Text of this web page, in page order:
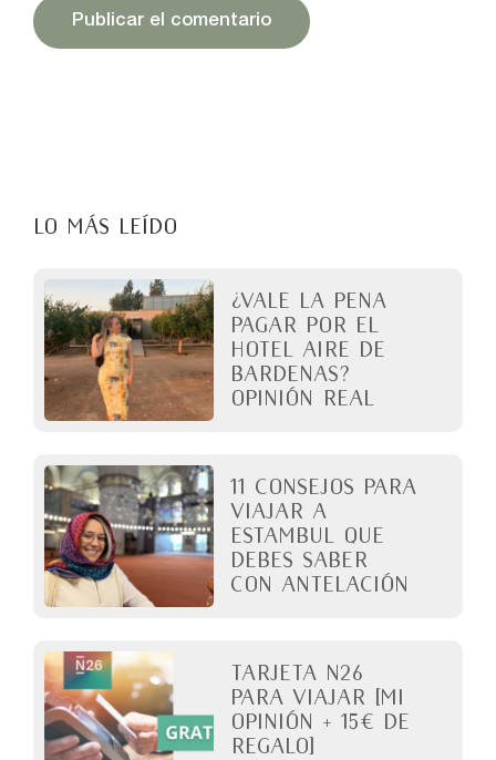
LO MÁS LEÍDO
¿Vale la pena
pagar por el
Hotel Aire de
Bardenas?
Opinión real
11 Consejos para
viajar a
Estambul que
debes saber
con antelación
Tarjeta N26
para viajar [Mi
opinión + 15€ de
regalo]